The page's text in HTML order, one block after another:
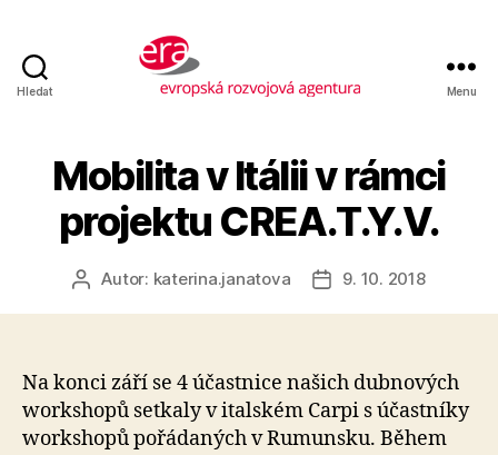
Hledat
agentura
Menu
Mobilita v Itálii v rámci
projektu CREA.T.Y.V.
AutorAutor: katerina.janatova
Datum
9. 10. 2018
Na konci září se 4 účastnice našich dubnových
workshopů setkaly v italském Carpi s účastníky
workshopů pořádaných v Rumunsku. Během